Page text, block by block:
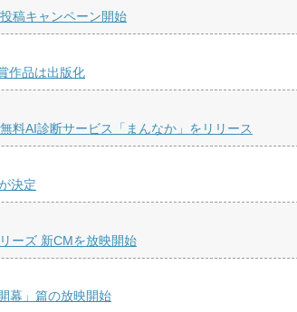
稿キャンペーン開始
作品は出版化
料AI診断サービス「まんなか」をリリース
決定
ーズ 新CMを放映開始
幕」篇の放映開始